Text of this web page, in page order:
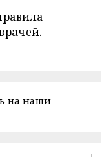
на наши